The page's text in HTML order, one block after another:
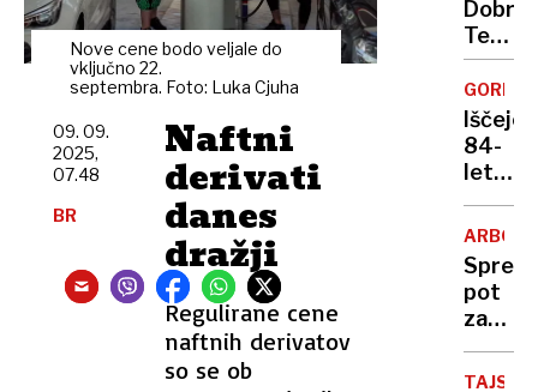
Nove cene bodo veljale do
vključno 22.
septembra. Foto: Luka Cjuha
Naftni
derivati
danes
dražji
Regulirane cene
naftnih derivatov
so se ob
09. 09.
2025,
07.48
BR
tam
pa
še
več
GORE
Iščejo
84-
letno
ki se
ni
vrnila
s
pot
za
osebe
z
TAJSKA